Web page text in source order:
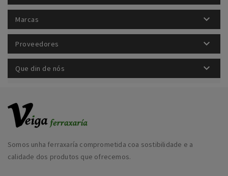
Marcas 
Proveedores 
Que din de nós 
Somos unha ferraxaría comprometida coa sostibilidade e a
calidade dos produtos que ofrecemos.